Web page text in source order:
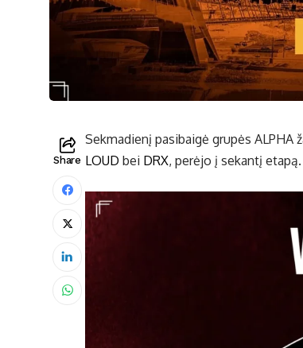
Share
Sekmadienį pasibaigė grupės ALPHA
LOUD bei DRX, perėjo į sekantį etapą.